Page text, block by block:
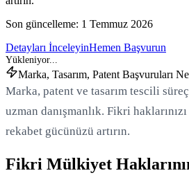
Son güncelleme: 1 Temmuz 2026
Detayları İnceleyinHemen Başvurun
Marka, Tasarım, Patent Başvuruları
Marka, patent ve tasarım tescili
uzman danışmanlık. Fikri
rekabet gücünüzü artırın.
Fikri Mülkiyet